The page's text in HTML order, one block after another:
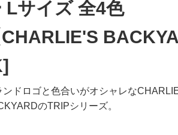
Lサイズ 全4色
ンドロゴと色合いがオシャレな
のTRIPシリーズ。